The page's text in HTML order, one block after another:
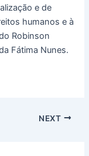
e de
humanos e à
Robinson
Fátima Nunes.
NEXT